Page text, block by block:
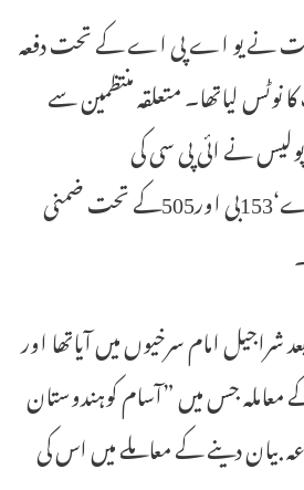
نے یو اے پی اے کے تحت دفعہ
لیاتھا۔ متعلقہ منتظمین سے
نے ائی پی سی کی
دفعات124اے‘153اے‘153بی اور505کے تحت ضمنی
امام سرخیوں میں آیاتھا اور
معاملہ جس میں ”آسام کوہندوستان
بیان دینے کے معاملے میں اس کی